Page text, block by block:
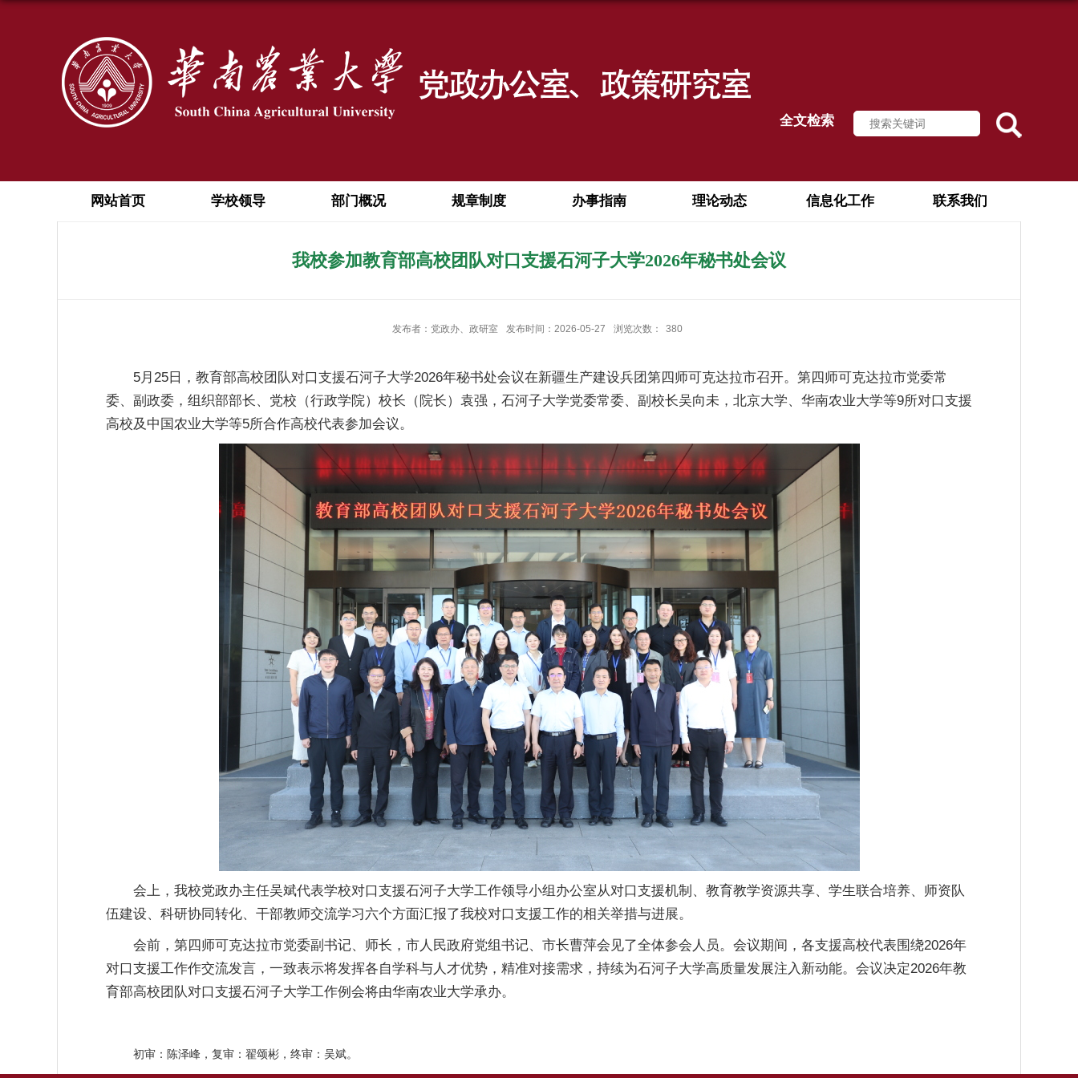
全文检索
网站首页 学校领导 部门概况 规章制度 办事指南 理论动态 信息化工作 联系我们
我校参加教育部高校团队对口支援石河子大学2026年秘书处会议
发布者：党政办、政研室 发布时间：2026-05-27 浏览次数： 380
5月25日，教育部高校团队对口支援石河子大学2026年秘书处会议在新疆生产建设兵团第四师可克达拉市召开。第四师可克达拉市党委常
委、副政委，组织部部长、党校（行政学院）校长（院长）袁强，石河子大学党委常委、副校长吴向未，北京大学、华南农业大学等9所对口支援
高校及中国农业大学等5所合作高校代表参加会议。
会上，我校党政办主任吴斌代表学校对口支援石河子大学工作领导小组办公室从对口支援机制、教育教学资源共享、学生联合培养、师资队
伍建设、科研协同转化、干部教师交流学习六个方面汇报了我校对口支援工作的相关举措与进展。
会前，第四师可克达拉市党委副书记、师长，市人民政府党组书记、市长曹萍会见了全体参会人员。会议期间，各支援高校代表围绕2026年
对口支援工作作交流发言，一致表示将发挥各自学科与人才优势，精准对接需求，持续为石河子大学高质量发展注入新动能。会议决定2026年教
育部高校团队对口支援石河子大学工作例会将由华南农业大学承办。
初审：陈泽峰，复审：翟颂彬，终审：吴斌。